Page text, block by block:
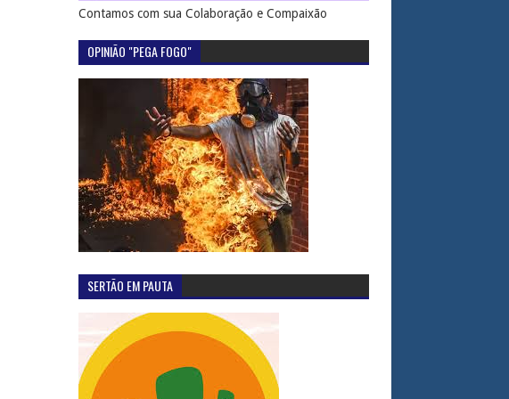
Contamos com sua Colaboração e Compaixão
OPINIÃO "PEGA FOGO"
SERTÃO EM PAUTA